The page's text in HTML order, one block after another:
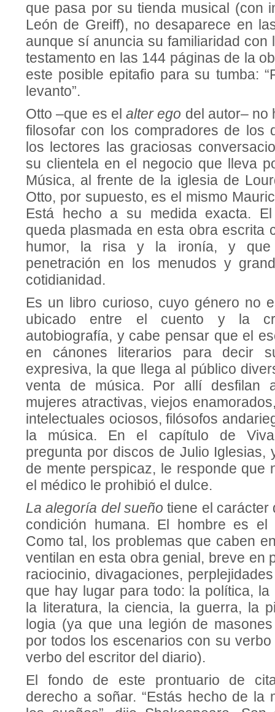
que pasa por su tienda musical (con
León de Greiff), no desaparece en
aunque sí anuncia su familiaridad con
testamento en las 144 páginas de la
este posible epitafio para su tumba:
levanto”.
Otto –que es el alter ego del autor– no
filosofar con los compradores de los
los lectores las graciosas
su clientela en el negocio que lleva
Música, al frente de la iglesia de
Otto, por supuesto, es el mismo
Está hecho a su medida exacta.
queda plasmada en esta obra escrita
humor, la risa y la ironía, y que
penetración en los menudos y
cotidianidad.
Es un libro curioso, cuyo género no
ubicado entre el cuento y la
autobiografía, y cabe pensar que el
en cánones literarios para decir
expresiva, la que llega al público
venta de música. Por allí desfilan
mujeres atractivas, viejos
intelectuales ociosos, filósofos
la música. En el capítulo de
pregunta por discos de Julio Iglesias,
de mente perspicaz, le responde que
el médico le prohibió el dulce.
La alegoría del sueñotiene el carácter
condición humana. El hombre es el
Como tal, los problemas que caben
ventilan en esta obra genial, breve en
raciocinio, divagaciones,
que hay lugar para todo: la política, la
la literatura, la ciencia, la guerra, la
logia (ya que una legión de
por todos los escenarios con su
verbo del escritor del diario).
El fondo de este prontuario de
derecho a soñar. “Estás hecho de la